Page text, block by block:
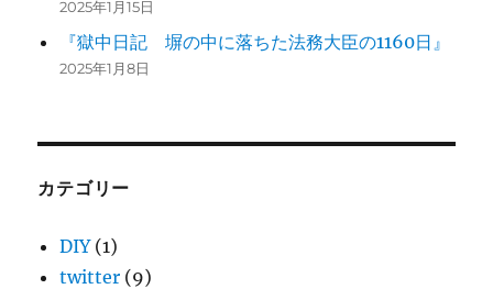
2025年1月15日
『獄中日記 塀の中に落ちた法務大臣の1160日』
2025年1月8日
カテゴリー
DIY(1)
twitter (9)